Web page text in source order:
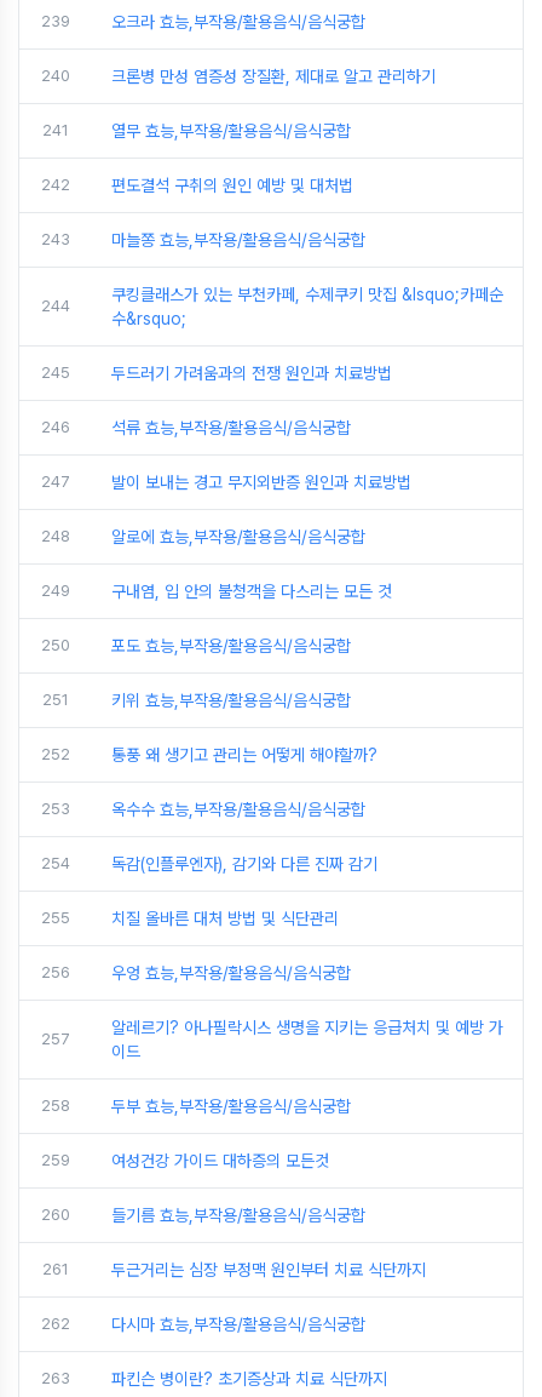
239 오크라 효능,부작용/활용음식/음식궁합
240 크론병 만성 염증성 장질환, 제대로 알고 관리하기
241 열무 효능,부작용/활용음식/음식궁합
242 편도결석 구취의 원인 예방 및 대처법
243 마늘쫑 효능,부작용/활용음식/음식궁합
244
쿠킹클래스가 있는 부천카페, 수제쿠키 맛집 &lsquo;카페순
수&rsquo;
245 두드러기 가려움과의 전쟁 원인과 치료방법
246 석류 효능,부작용/활용음식/음식궁합
247 발이 보내는 경고 무지외반증 원인과 치료방법
248 알로에 효능,부작용/활용음식/음식궁합
249 구내염, 입 안의 불청객을 다스리는 모든 것
250 포도 효능,부작용/활용음식/음식궁합
251 키위 효능,부작용/활용음식/음식궁합
252 통풍 왜 생기고 관리는 어떻게 해야할까?
253 옥수수 효능,부작용/활용음식/음식궁합
254 독감(인플루엔자), 감기와 다른 진짜 감기
255 치질 올바른 대처 방법 및 식단관리
256 우엉 효능,부작용/활용음식/음식궁합
257
알레르기? 아나필락시스 생명을 지키는 응급처치 및 예방 가
이드
258 두부 효능,부작용/활용음식/음식궁합
259 여성건강 가이드 대하증의 모든것
260 들기름 효능,부작용/활용음식/음식궁합
261 두근거리는 심장 부정맥 원인부터 치료 식단까지
262 다시마 효능,부작용/활용음식/음식궁합
263 파킨슨 병이란? 초기증상과 치료 식단까지